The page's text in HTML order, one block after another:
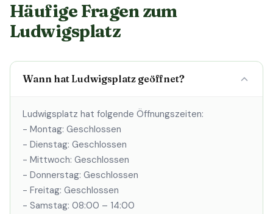
Häufige Fragen zum
Ludwigsplatz
Wann hat Ludwigsplatz geöffnet?
Ludwigsplatz hat folgende Öffnungszeiten:
- Montag: Geschlossen
- Dienstag: Geschlossen
- Mittwoch: Geschlossen
- Donnerstag: Geschlossen
- Freitag: Geschlossen
- Samstag: 08:00 – 14:00